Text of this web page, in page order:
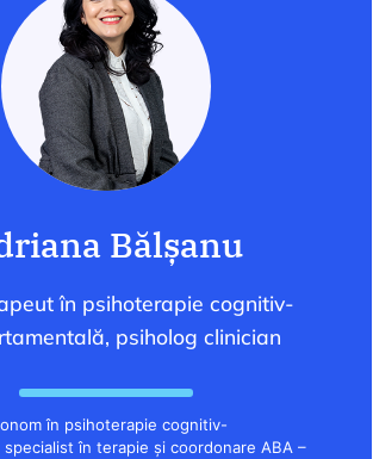
Bălșanu
în psihoterapie cognitiv-
psiholog clinician
în psihoterapie cognitiv-
în terapie și coordonare ABA –